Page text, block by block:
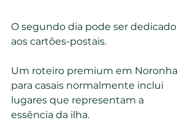
O segundo dia pode ser dedicado
aos cartões-postais.
Um roteiro premium em Noronha
para casais normalmente inclui
lugares que representam a
essência da ilha.